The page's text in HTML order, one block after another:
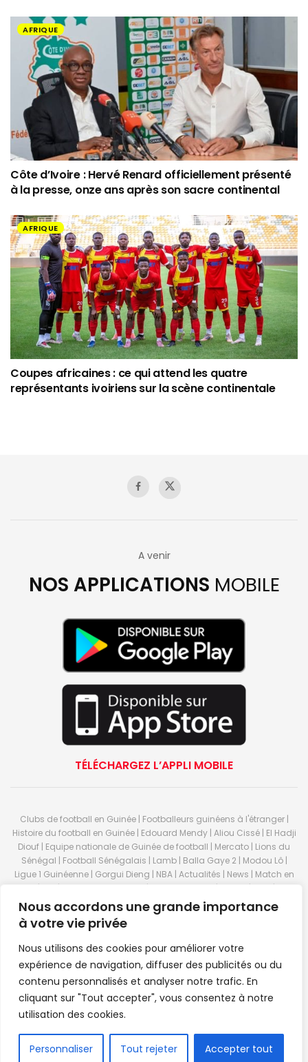
Nous accordons une grande importance
à votre vie privée
Nous utilisons des cookies pour améliorer votre
expérience de navigation, diffuser des publicités ou du
contenu personnalisés et analyser notre trafic. En
cliquant sur "Tout accepter", vous consentez à notre
utilisation des cookies.
Personnaliser Tout rejeter Accepter tout
AFRIQUE
Côte d’Ivoire : Hervé Renard officiellement présenté
à la presse, onze ans après son sacre continental
AFRIQUE
Coupes africaines : ce qui attend les quatre
représentants ivoiriens sur la scène continentale
A venir
NOS APPLICATIONS MOBILE
TÉLÉCHARGEZ L’APPLI MOBILE
Clubs de football en Guinée | Footballeurs guinéens à l'étranger |
Histoire du football en Guinée | Edouard Mendy | Aliou Cissé | El Hadji
Diouf | Equipe nationale de Guinée de football | Mercato | Lions du
Sénégal | Football Sénégalais | Lamb | Balla Gaye 2 | Modou Lô |
Ligue 1 Guinéenne | Gorgui Dieng | NBA | Actualités | News | Match en
direct | But | Actualité au Guinée | Premier League | Ligue 1 | Liga | Serie
A | LSFP | Conakry | Guinée | Sport Guineen | Basket Guineens | Foot
Guineen | Handball Guinee | Match Guinee | Championnat Guinée |
Stade du 28 septembre | Coupe d'Afrique des nations de football |
Equipe de Guinee| Equipe national de Guinée | Senegal Equipe |
Guinée | Le Senegal | Dakar | Coupe de Guinée | Stade du 28
septembre | Foot Club | Sport Guinee | Sport Senegal | Paris Foot |
Sport en direct | Boxe | Sénégal Dakar | La Guinée | Live Sport | RTG |
Guinee en direct | Foot en direct | Foot direct | Eurosports | Football
direct | Vidéo | Télécharger Africasport | Clubs de football guinéens |
magazine theme byConfordev.
FR